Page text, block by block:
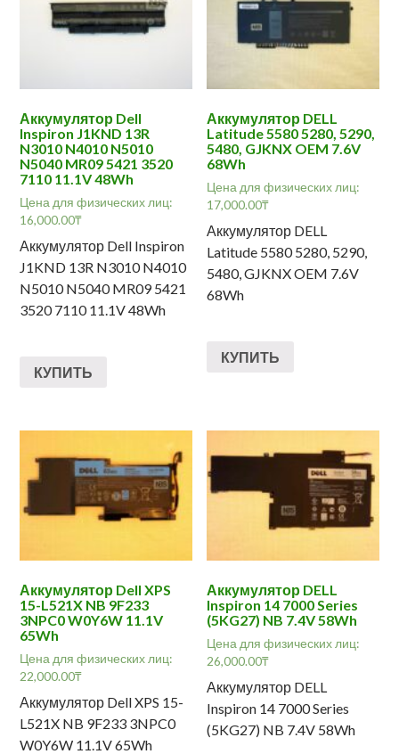
Аккумулятор Dell
Inspiron J1KND 13R
N3010 N4010 N5010
N5040 MR09 5421 3520
7110 11.1V 48Wh
Цена для физических лиц:
16,000.00₸
Аккумулятор Dell Inspiron
J1KND 13R N3010 N4010
N5010 N5040 MR09 5421
3520 7110 11.1V 48Wh
КУПИТЬ
Аккумулятор DELL
Latitude 5580 5280, 5290,
5480, GJKNX OEM 7.6V
68Wh
Цена для физических лиц:
17,000.00₸
Аккумулятор DELL
Latitude 5580 5280, 5290,
5480, GJKNX OEM 7.6V
68Wh
КУПИТЬ
Аккумулятор Dell XPS
15-L521X NB 9F233
3NPC0 W0Y6W 11.1V
65Wh
Цена для физических лиц:
22,000.00₸
Аккумулятор Dell XPS 15-
L521X NB 9F233 3NPC0
W0Y6W 11.1V 65Wh
Аккумулятор DELL
Inspiron 14 7000 Series
(5KG27) NB 7.4V 58Wh
Цена для физических лиц:
26,000.00₸
Аккумулятор DELL
Inspiron 14 7000 Series
(5KG27) NB 7.4V 58Wh